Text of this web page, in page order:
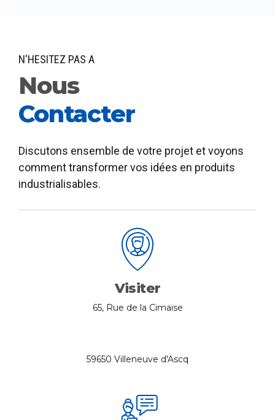
N'HESITEZ PAS A
Nous
Contacter
Discutons ensemble de votre projet et voyons
comment transformer vos idées en produits
industrialisables.
Visiter
65, Rue de la Cimaise
59650 Villeneuve d'Ascq